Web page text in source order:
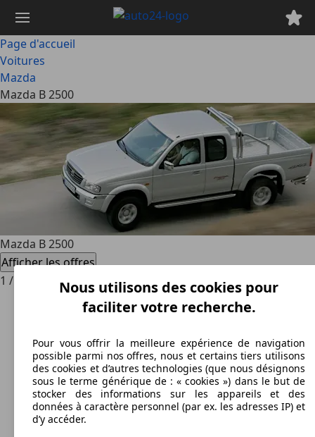
contenu
principal
Page d'accueil
Voitures
Mazda
Mazda B 2500
Mazda B 2500
Afficher les offres
1 /
Nous utilisons des cookies pour
faciliter votre recherche.
Pour vous offrir la meilleure expérience de navigation
possible parmi nos offres, nous et certains tiers utilisons
des cookies et d’autres technologies (que nous désignons
sous le terme générique de : « cookies ») dans le but de
stocker des informations sur les appareils et des
données à caractère personnel (par ex. les adresses IP) et
d’y accéder.